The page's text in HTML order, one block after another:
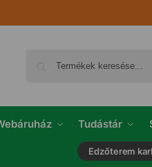
Tudástár
Edzőterem